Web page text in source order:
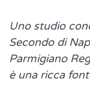
Uno studio
Secondo di
Parmigiano
è una ricca